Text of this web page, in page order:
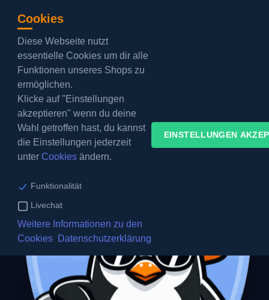
Cookies
Diese Webseite nutzt
essentielle Cookies um dir alle
Funktionen unseres Shops zu
ermöglichen.
Klicke auf "Einstellungen
akzeptieren" wenn du deine
Wahl getroffen hast, du kannst
die Einstellungen jederzeit
unter Cookiesändern.
Funktionalität
Livechat
Weitere Informationen zu den
Cookies
Datenschutzerklärung
EINSTELLUNGEN
Barrierefreier Modus:
KUNDENBEREICH